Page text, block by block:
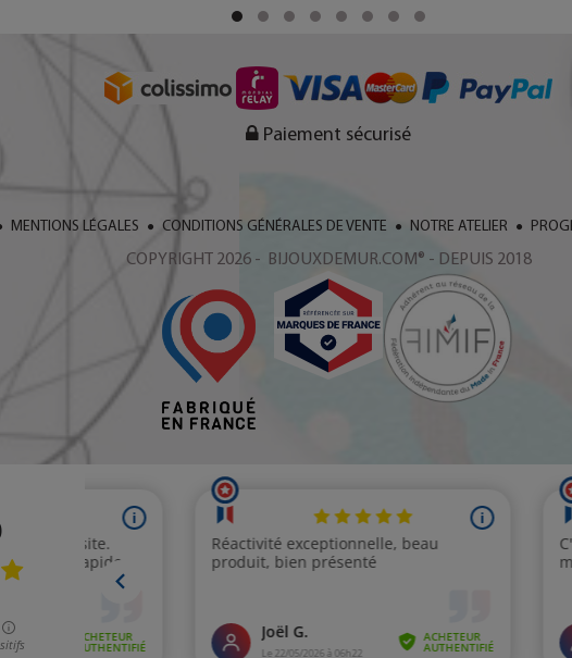
Paiement sécurisé
MENTIONS LÉGALES CONDITIONS GÉNÉRALES DE VENTE NOTRE ATELIER
COPYRIGHT 2026 - BIJOUXDEMUR.COM® - DEPUIS 2018